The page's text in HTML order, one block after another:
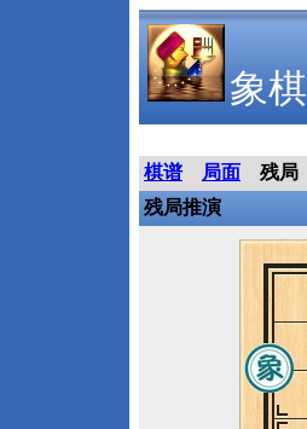
象
棋谱 局面
残局
残局推演